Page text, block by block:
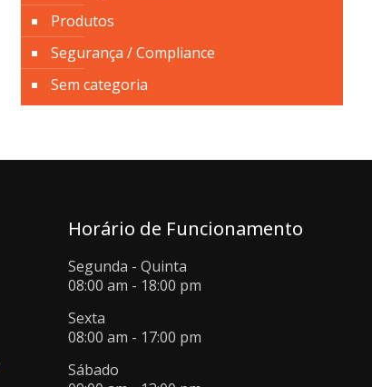
Produtos
Segurança / Compliance
Sem categoria
Horário de Funcionamento
Segunda - Quinta
08:00 am - 18:00 pm
Sexta
08:00 am - 17:00 pm
Sábado